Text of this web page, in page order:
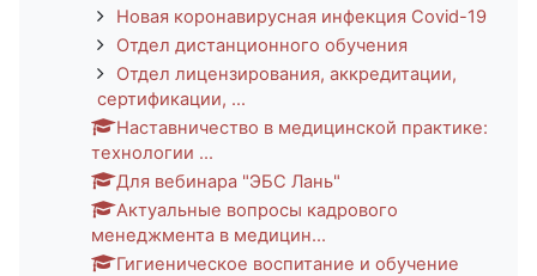
Новая коронавирусная инфекция Covid-19
Отдел дистанционного обучения
Отдел лицензирования, аккредитации,
сертификации, ...
Наставничество в медицинской практике:
технологии ...
Для вебинара "ЭБС Лань"
Актуальные вопросы кадрового
менеджмента в медицин...
Гигиеническое воспитание и обучение